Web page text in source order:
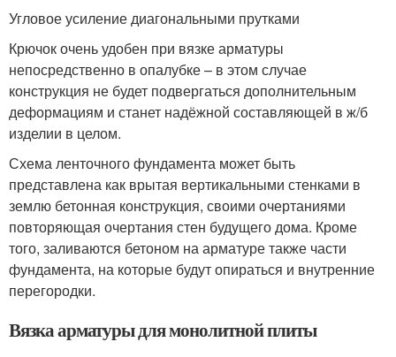
Угловое усиление диагональными прутками
Крючок очень удобен при вязке арматуры
непосредственно в опалубке – в этом случае
конструкция не будет подвергаться дополнительным
деформациям и станет надёжной составляющей в ж/б
изделии в целом.
Схема ленточного фундамента может быть
представлена как врытая вертикальными стенками в
землю бетонная конструкция, своими очертаниями
повторяющая очертания стен будущего дома. Кроме
того, заливаются бетоном на арматуре также части
фундамента, на которые будут опираться и внутренние
перегородки.
Вязка арматуры для монолитной плиты